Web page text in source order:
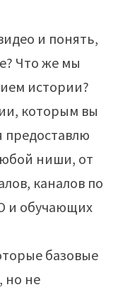
и понять,
Что же мы
истории?
которым вы
предоставлю
ниши, от
каналов по
и обучающих
базовые
но не